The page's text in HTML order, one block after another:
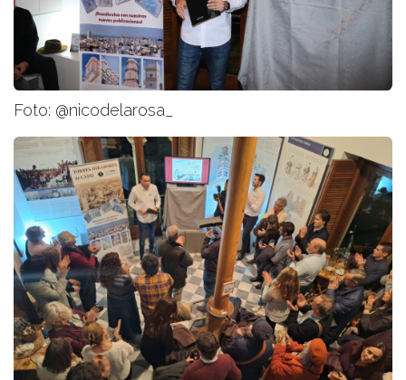
Foto: @nicodelarosa_